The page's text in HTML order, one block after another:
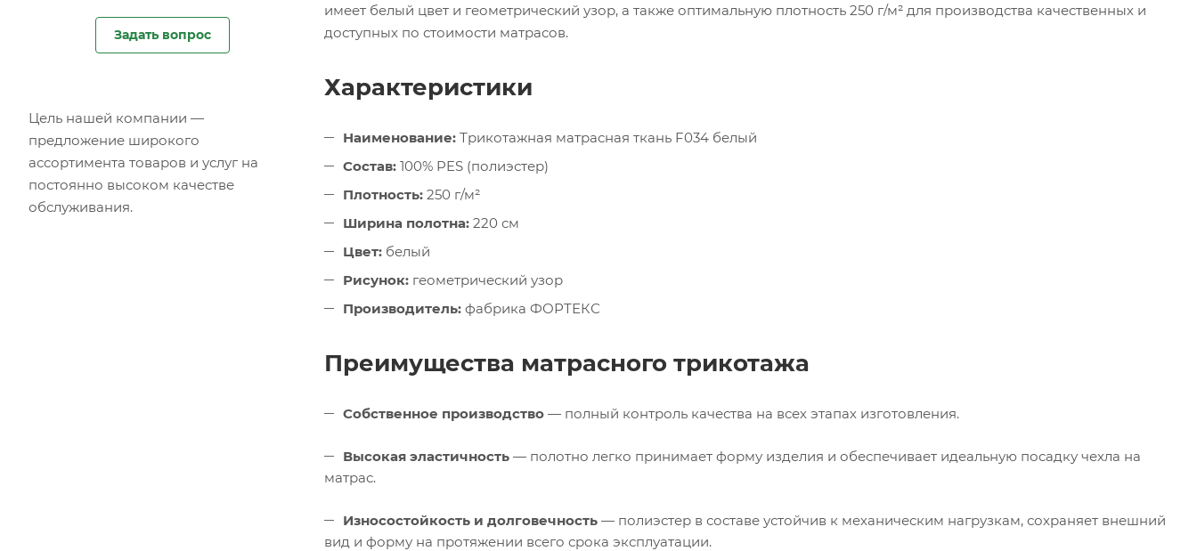
имеет белый цвет и геометрический узор, а также оптимальную плотность 250 г/м² для производства качественных и
доступных по стоимости матрасов.
Характеристики
Наименование: Трикотажная матрасная ткань F034 белый
Состав: 100% PES (полиэстер)
Плотность: 250 г/м²
Ширина полотна: 220 см
Цвет: белый
Рисунок: геометрический узор
Производитель: фабрика ФОРТЕКС
Преимущества матрасного трикотажа
Собственное производство — полный контроль качества на всех этапах изготовления.
Высокая эластичность — полотно легко принимает форму изделия и обеспечивает идеальную посадку чехла на
матрас.
Износостойкость и долговечность — полиэстер в составе устойчив к механическим нагрузкам, сохраняет внешний
вид и форму на протяжении всего срока эксплуатации.
Задать вопрос
Цель нашей компании —
предложение широкого
ассортимента товаров и услуг на
постоянно высоком качестве
обслуживания.